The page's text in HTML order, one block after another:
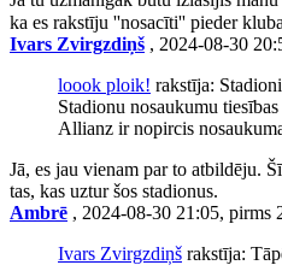
ka es rakstīju ''nosacīti'' pieder
Ivars Zvirgzdiņš , 2024-08-30
loook ploik! rakstīja:
Stadionu nosaukumu
Allianz ir nopircis
Jā, es jau vienam par to atbildēju.
tas, kas uztur šos stadionus.
Ambrē , 2024-08-30 21:05, pirms
Ivars Zvirgzdiņš rakstīja: